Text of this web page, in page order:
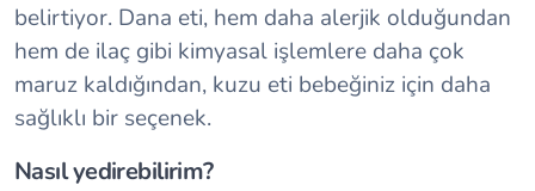
belirtiyor. Dana eti, hem daha alerjik olduğundan
hem de ilaç gibi kimyasal işlemlere daha çok
maruz kaldığından, kuzu eti bebeğiniz için daha
sağlıklı bir seçenek.
Nasıl yedirebilirim?